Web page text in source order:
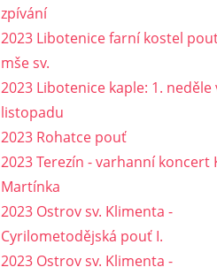
zpívání
2023 Libotenice farní kostel
mše sv.
2023 Libotenice kaple: 1. neděle
listopadu
2023 Rohatce pouť
2023 Terezín - varhanní koncert
Martínka
2023 Ostrov sv. Klimenta -
Cyrilometodějská pouť I.
2023 Ostrov sv. Klimenta -